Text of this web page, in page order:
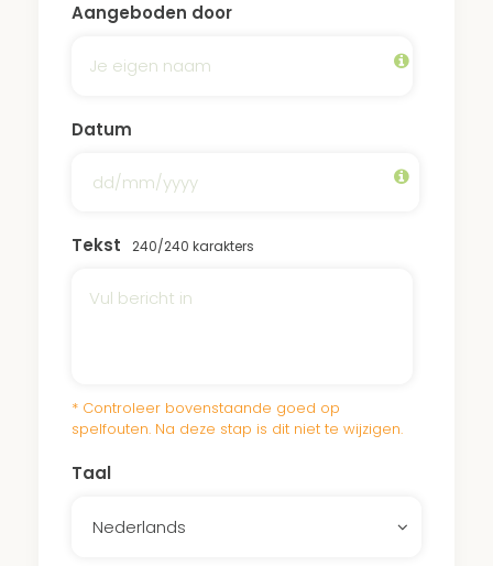
Aangeboden door
Datum
Tekst 240/240 karakters
* Controleer bovenstaande goed op
spelfouten. Na deze stap is dit niet te wijzigen.
Taal
Nederlands